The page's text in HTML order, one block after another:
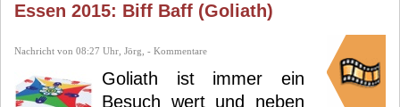
Essen 2015: Biff Baff (Goliath)
Nachricht von 08:27 Uhr, Jörg, - Kommentare
Goliath ist immer ein
Besuch wert und neben